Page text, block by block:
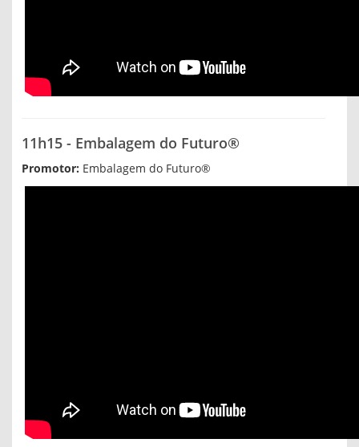
11h15 - Embalagem do Futuro®
Promotor: Embalagem do Futuro®